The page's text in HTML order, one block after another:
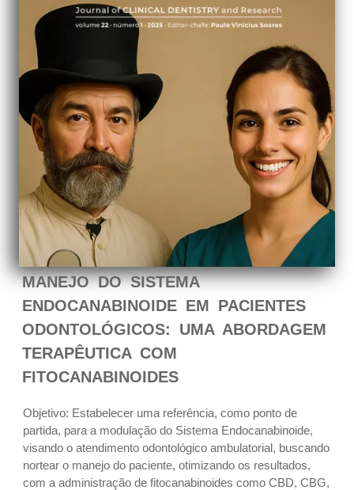
MANEJO DO SISTEMA
ENDOCANABINOIDE EM PACIENTES
ODONTOLÓGICOS: UMA ABORDAGEM
TERAPÊUTICA COM
FITOCANABINOIDES
Objetivo: Estabelecer uma referência, como ponto de
partida, para a modulação do Sistema Endocanabinoide,
visando o atendimento odontológico ambulatorial, buscando
nortear o manejo do paciente, otimizando os resultados,
com a administração de fitocanabinoides como CBD, CBG,